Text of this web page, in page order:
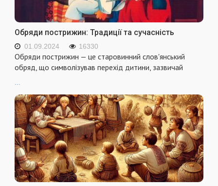
Обряди пострижин: Традиції та сучасність
01.09.2024 16330
Обряди пострижин — це старовинний слов'янський
обряд, що символізував перехід дитини, зазвичай